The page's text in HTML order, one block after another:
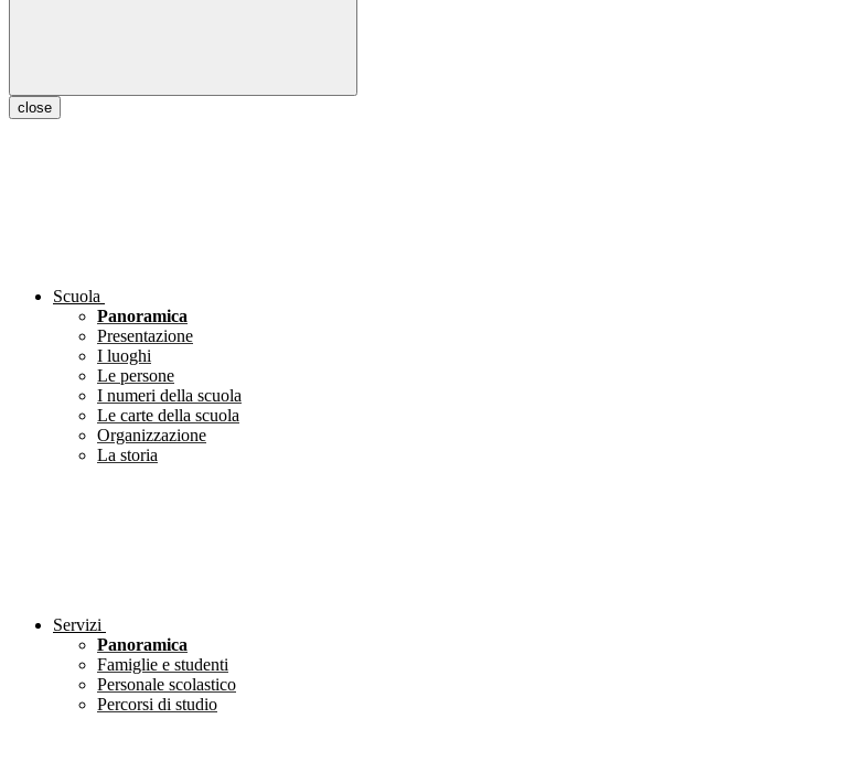
close
Scuola
Panoramica
Presentazione
I luoghi
Le persone
I numeri della scuola
Le carte della scuola
Organizzazione
La storia
Servizi
Panoramica
Famiglie e studenti
Personale scolastico
Percorsi di studio